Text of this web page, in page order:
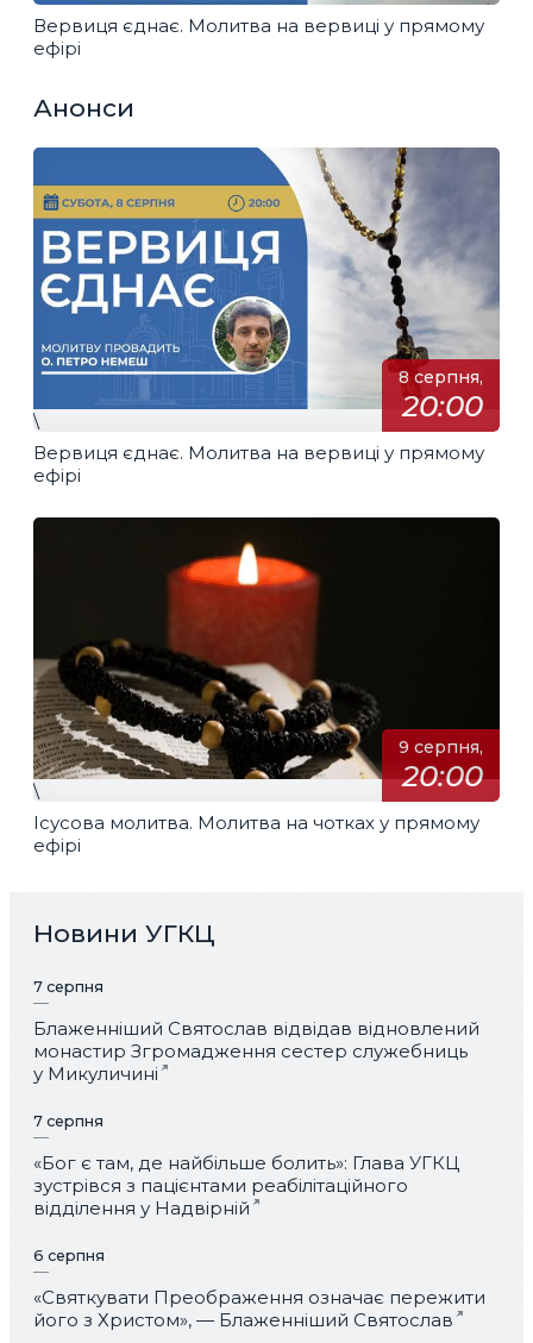
Вервиця єднає. Молитва на вервиці у прямому
ефірі
Анонси
8 серпня,
20:00
\
Вервиця єднає. Молитва на вервиці у прямому
ефірі
9 серпня,
20:00
\
Ісусова молитва. Молитва на чотках у прямому
ефірі
Новини УГКЦ
7 серпня
Блаженніший Святослав відвідав відновлений
монастир Згромадження сестер служебниць
у Микуличині
7 серпня
«Бог є там, де найбільше болить»: Глава УГКЦ
зустрівся з пацієнтами реабілітаційного
відділення у Надвірній
6 серпня
«Святкувати Преображення означає пережити
його з Христом», — Блаженніший Святослав